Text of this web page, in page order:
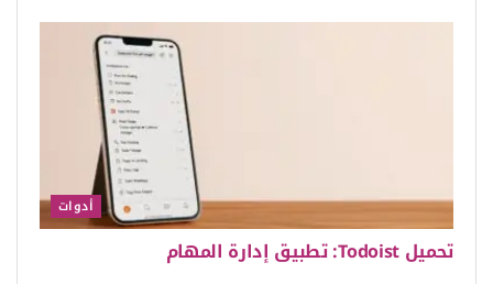
أدوات
تحميل Todoist: تطبيق إدارة المهام